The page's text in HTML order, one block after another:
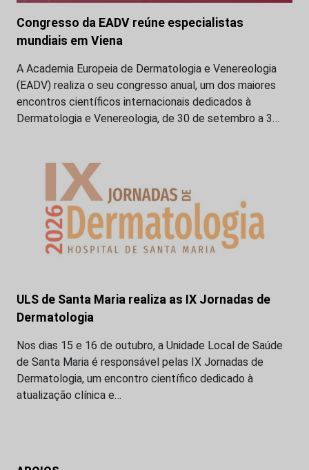
Congresso da EADV reúne especialistas
mundiais em Viena
A Academia Europeia de Dermatologia e Venereologia
(EADV) realiza o seu congresso anual, um dos maiores
encontros científicos internacionais dedicados à
Dermatologia e Venereologia, de 30 de setembro a 3…
ULS de Santa Maria realiza as IX Jornadas de
Dermatologia
Nos dias 15 e 16 de outubro, a Unidade Local de Saúde
de Santa Maria é responsável pelas IX Jornadas de
Dermatologia, um encontro científico dedicado à
atualização clínica e…